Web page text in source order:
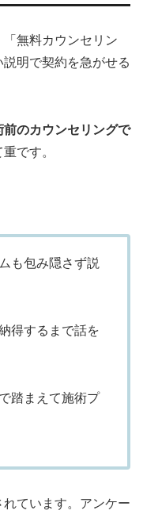
無料カウンセリン
明で契約を急がせる
前のカウンセリングで
です。
も包み隠さず説
得するまで話を
踏まえて施術プ
ています。アンケー